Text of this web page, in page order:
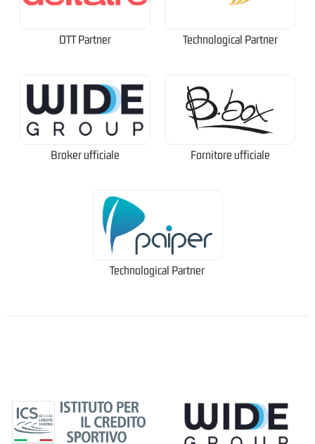
OTT Partner Technological Partner
Broker ufficiale Fornitore ufficiale
Technological Partner